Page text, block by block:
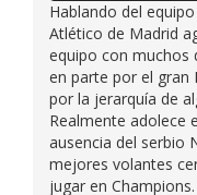
Hablando del
Atlético de Madrid
equipo con muchos
en parte por el gran
por la jerarquía de
Realmente adolece
ausencia del serbio
mejores volantes
jugar en